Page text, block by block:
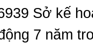
Sở kế
7 năm